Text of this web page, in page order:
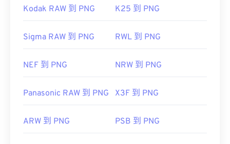
Kodak RAW 到 PNG K25 到 PNG
Sigma RAW 到 PNG RWL 到 PNG
NEF 到 PNG NRW 到 PNG
Panasonic RAW 到 PNG X3F 到 PNG
ARW 到 PNG PSB 到 PNG